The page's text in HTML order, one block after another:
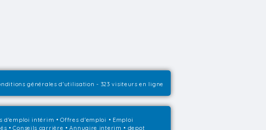
générales d'utilisation - 323 visiteurs en ligne
d'emploi intérim •Offres d'emploi • Emploi
•Conseils carrière •Annuaire interim • depot